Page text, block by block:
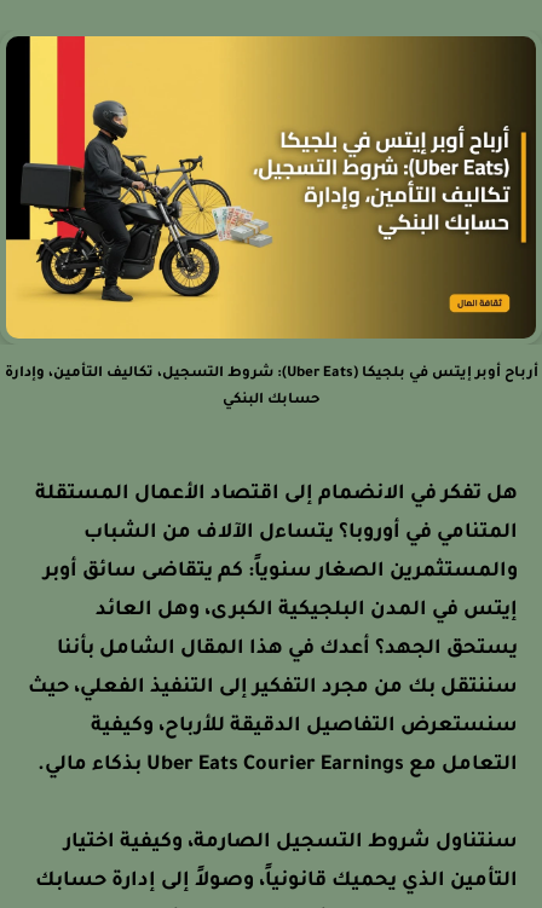
أرباح أوبر إيتس في بلجيكا (Uber Eats): شروط التسجيل، تكاليف التأمين، وإدارة
حسابك البنكي
هل تفكر في الانضمام إلى اقتصاد الأعمال المستقلة
المتنامي في أوروبا؟ يتساءل الآلاف من الشباب
والمستثمرين الصغار سنوياً: كم يتقاضى سائق أوبر
إيتس في المدن البلجيكية الكبرى، وهل العائد
يستحق الجهد؟ أعدك في هذا المقال الشامل بأننا
سننتقل بك من مجرد التفكير إلى التنفيذ الفعلي، حيث
سنستعرض التفاصيل الدقيقة للأرباح، وكيفية
التعامل مع Uber Eats Courier Earnings بذكاء مالي.
سنتناول شروط التسجيل الصارمة، وكيفية اختيار
التأمين الذي يحميك قانونياً، وصولاً إلى إدارة حسابك